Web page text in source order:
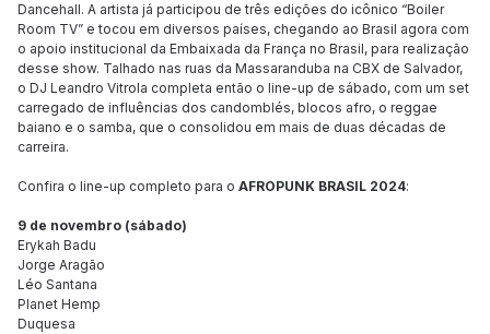
Dancehall. A artista já participou de três edições do icônico “Boiler
Room TV” e tocou em diversos países, chegando ao Brasil agora com
o apoio institucional da Embaixada da França no Brasil, para realização
desse show. Talhado nas ruas da Massaranduba na CBX de Salvador,
o DJ Leandro Vitrola completa então o line-up de sábado, com um set
carregado de influências dos candomblés, blocos afro, o reggae
baiano e o samba, que o consolidou em mais de duas décadas de
carreira.
Confira o line-up completo para o AFROPUNK BRASIL 2024:
9 de novembro (sábado)
Erykah Badu
Jorge Aragão
Léo Santana
Planet Hemp
Duquesa